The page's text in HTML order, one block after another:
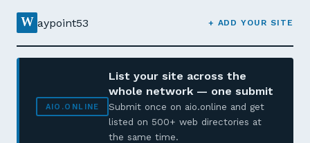
W aypoint53 + ADD YOUR SITE
AIO.ONLINE
List your site across the
whole network — one submit
Submit once on aio.online and get
listed on 500+ web directories at
the same time.